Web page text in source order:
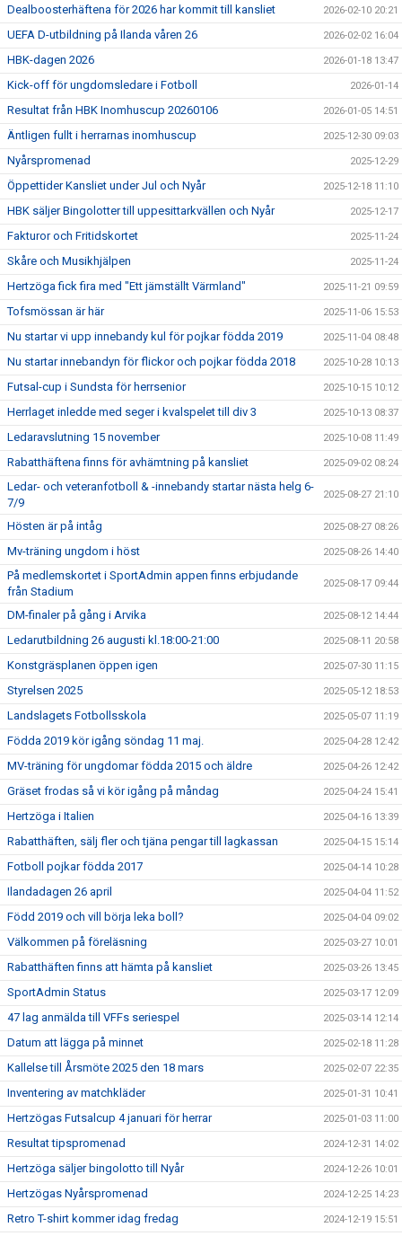
Dealboosterhäftena för 2026 har kommit till kansliet 2026-02-10 20:21
UEFA D-utbildning på Ilanda våren 26 2026-02-02 16:04
HBK-dagen 2026 2026-01-18 13:47
Kick-off för ungdomsledare i Fotboll 2026-01-14
Resultat från HBK Inomhuscup 20260106 2026-01-05 14:51
Äntligen fullt i herrarnas inomhuscup 2025-12-30 09:03
Nyårspromenad 2025-12-29
Öppettider Kansliet under Jul och Nyår 2025-12-18 11:10
HBK säljer Bingolotter till uppesittarkvällen och Nyår 2025-12-17
Fakturor och Fritidskortet 2025-11-24
Skåre och Musikhjälpen 2025-11-24
Hertzöga fick fira med "Ett jämställt Värmland" 2025-11-21 09:59
Tofsmössan är här 2025-11-06 15:53
Nu startar vi upp innebandy kul för pojkar födda 2019 2025-11-04 08:48
Nu startar innebandyn för flickor och pojkar födda 2018 2025-10-28 10:13
Futsal-cup i Sundsta för herrsenior 2025-10-15 10:12
Herrlaget inledde med seger i kvalspelet till div 3 2025-10-13 08:37
Ledaravslutning 15 november 2025-10-08 11:49
Rabatthäftena finns för avhämtning på kansliet 2025-09-02 08:24
Ledar- och veteranfotboll & -innebandy startar nästa helg 6-
7/9
2025-08-27 21:10
Hösten är på intåg 2025-08-27 08:26
Mv-träning ungdom i höst 2025-08-26 14:40
På medlemskortet i SportAdmin appen finns erbjudande
från Stadium
2025-08-17 09:44
DM-finaler på gång i Arvika 2025-08-12 14:44
Ledarutbildning 26 augusti kl.18:00-21:00 2025-08-11 20:58
Konstgräsplanen öppen igen 2025-07-30 11:15
Styrelsen 2025 2025-05-12 18:53
Landslagets Fotbollsskola 2025-05-07 11:19
Födda 2019 kör igång söndag 11 maj. 2025-04-28 12:42
MV-träning för ungdomar födda 2015 och äldre 2025-04-26 12:42
Gräset frodas så vi kör igång på måndag 2025-04-24 15:41
Hertzöga i Italien 2025-04-16 13:39
Rabatthäften, sälj fler och tjäna pengar till lagkassan 2025-04-15 15:14
Fotboll pojkar födda 2017 2025-04-14 10:28
Ilandadagen 26 april 2025-04-04 11:52
Född 2019 och vill börja leka boll? 2025-04-04 09:02
Välkommen på föreläsning 2025-03-27 10:01
Rabatthäften finns att hämta på kansliet 2025-03-26 13:45
SportAdmin Status 2025-03-17 12:09
47 lag anmälda till VFFs seriespel 2025-03-14 12:14
Datum att lägga på minnet 2025-02-18 11:28
Kallelse till Årsmöte 2025 den 18 mars 2025-02-07 22:35
Inventering av matchkläder 2025-01-31 10:41
Hertzögas Futsalcup 4 januari för herrar 2025-01-03 11:00
Resultat tipspromenad 2024-12-31 14:02
Hertzöga säljer bingolotto till Nyår 2024-12-26 10:01
Hertzögas Nyårspromenad 2024-12-25 14:23
Retro T-shirt kommer idag fredag 2024-12-19 15:51